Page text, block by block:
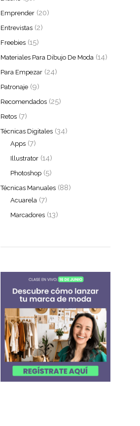
Emprender (20)
Entrevistas (2)
Freebies (15)
Materiales Para Dibujo De Moda (14)
Para Empezar (24)
Patronaje (9)
Recomendados (25)
Retos (7)
Técnicas Digitales (34)
Apps (7)
Illustrator (14)
Photoshop (5)
Técnicas Manuales (88)
Acuarela (7)
Marcadores (13)